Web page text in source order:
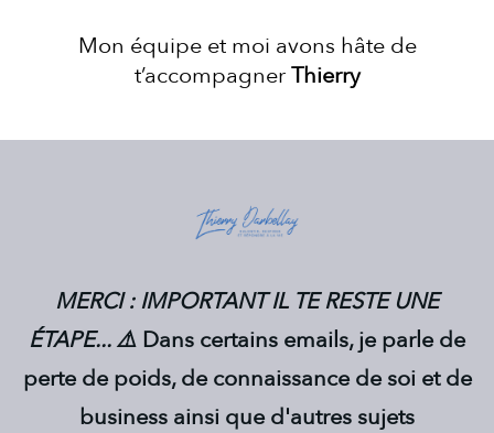
Mon équipe et moi avons hâte de
t’accompagnerThierry
MERCI : IMPORTANT IL TE RESTE UNE
ÉTAPE... ⚠️ Dans certains emails, je parle de
perte de poids, de connaissance de soi et de
business ainsi que d'autres sujets